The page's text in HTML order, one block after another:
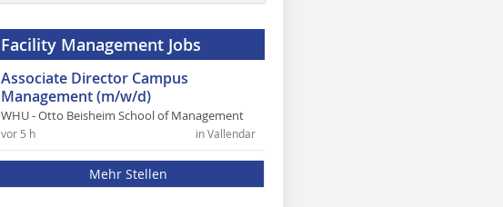
Facility Management Jobs
Associate Director Campus
Management (m/w/d)
WHU - Otto Beisheim School of Management
in Vallendar
vor 5 h
Mehr Stellen